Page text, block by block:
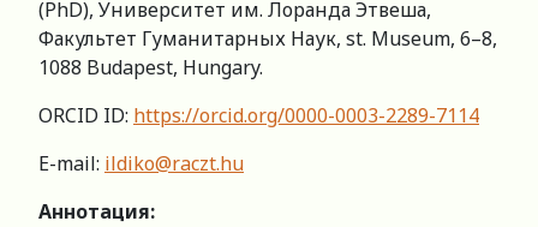
(PhD), Университет им. Лоранда Этвеша,
Факультет Гуманитарных Наук, st. Museum, 6–8,
1088 Budapest, Hungary.
ORCID ID: https://orcid.org/0000-0003-2289-7114
E-mail: ildiko@raczt.hu
Аннотация: